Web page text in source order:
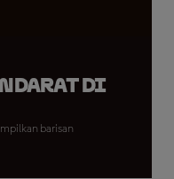
di
barisan